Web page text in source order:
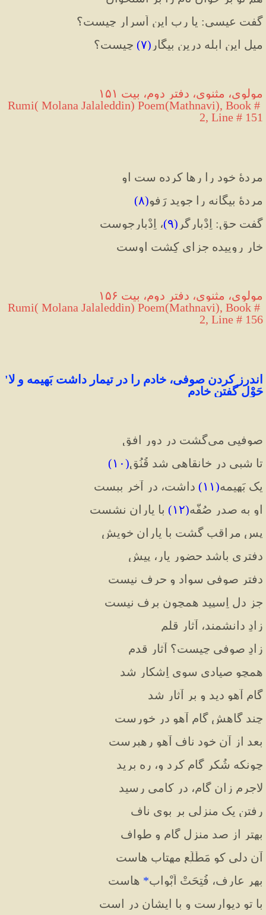
گفت عیسی: یا رب این اَسرار چیست؟
میل این ابله درین بیگار (۷) چیست؟
مولوی، مثنوی، دفتر دوم، بیت ۱۵۱
Rumi( Molana Jalaleddin) Poem(Mathnavi), Book #
2, Line # 151
مردهٔ خود را رها کرده ست او
مردهٔ بیگانه را جوید رَفو(۸)
گفت حق: اِدْبارگر (۹)
، اِدْبارجوست
خار روییده جزای کِشت اوست
مولوی، مثنوی، دفتر دوم، بیت ۱۵۶
Rumi( Molana Jalaleddin) Poem(Mathnavi), Book #
2, Line # 156
حَوْل گفتن خادم
صوفیی میگشت در دور افق
تا شبی در خانقاهی شد قُنُق(۱۰)
یک بَهیمه(۱۱) داشت، در آخر ببست
او به صدر صُفّه(۱۲) با یاران نشست
پس مراقب گشت با یاران خویش
دفتری باشد حضور یار، پیش
دفتر صوفی سواد و حرف نیست
جز دل اِسپید همچون برف نیست
زادِ دانشمند، آثار قلم
زادِ صوفی چیست؟ آثار قدم
همچو صیادی سوی اِشکار شد
گام آهو دید و بر آثار شد
چند گاهش گام آهو در خورست
بعد از آن خود ناف آهو رهبرست
چونکه شُکر گام کرد و، ره برید
لاجرم زان گام، در کامی رسید
رفتن یک منزلی بر بوی ناف
بهتر از صد منزل گام و طواف
آن دلی کو مَطْلَع مهتاب هاست
بهر عارف، فُتِحَتْ اَبْواب* هاست
با تو دیوارست و با ایشان در است